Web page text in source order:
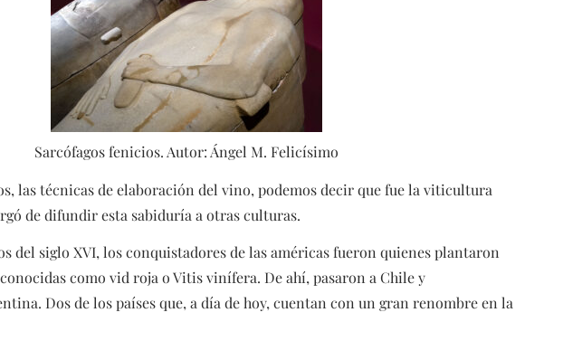
Sarcófagos fenicios. Autor: Ángel M. Felicísimo
las técnicas de elaboración del vino, podemos decir que fue la viticultura
de difundir esta sabiduría a otras culturas.
del siglo XVI, los conquistadores de las américas fueron quienes plantaron
como vid roja o Vitis vinífera. De ahí, pasaron a Chile y
Dos de los países que, a día de hoy, cuentan con un gran renombre en la